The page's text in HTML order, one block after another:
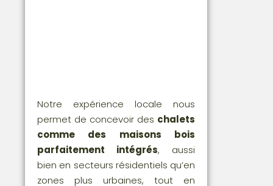
Notre expérience locale nous
permet de concevoir des chalets
comme des maisons bois
parfaitement intégrés, aussi
bien en secteurs résidentiels qu’en
zones plus urbaines, tout en